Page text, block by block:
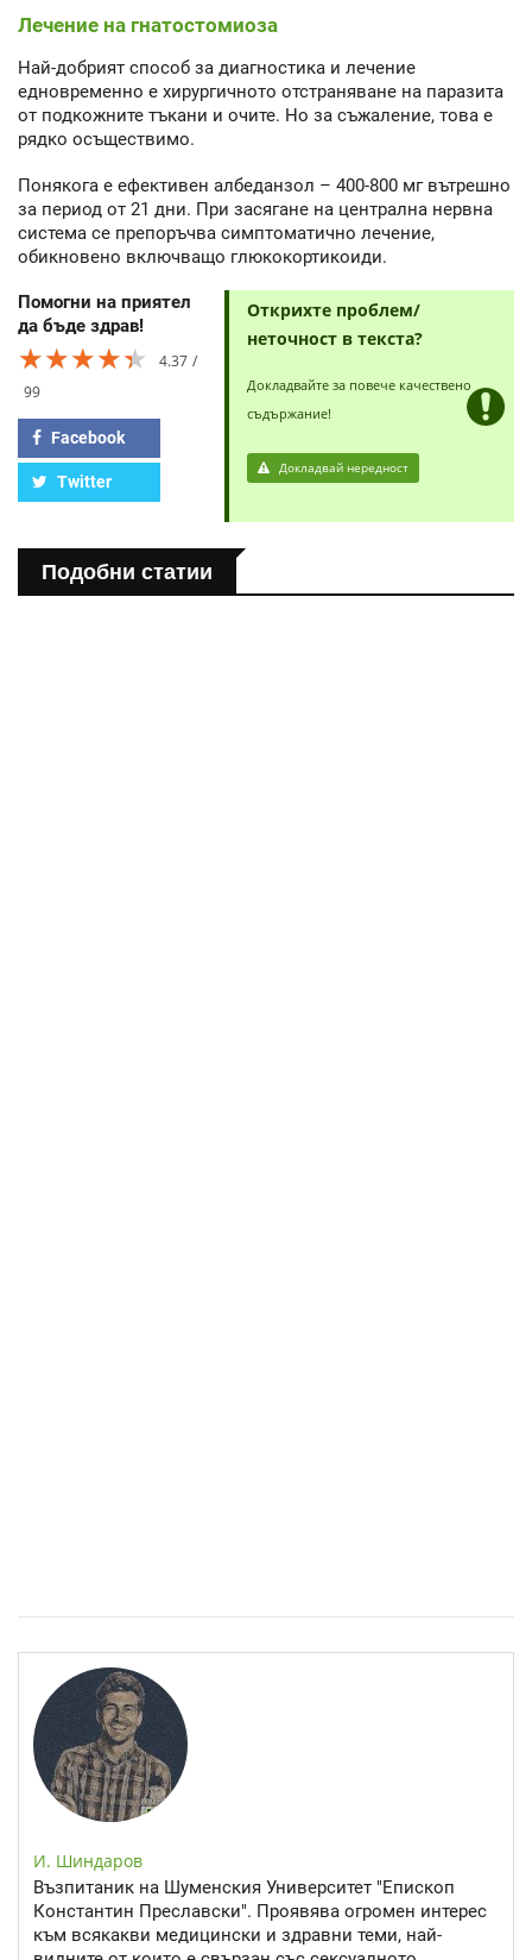
Лечение на гнатостомиоза
Най-добрият способ за диагностика и лечение
едновременно е хирургичното отстраняване на паразита
от подкожните тъкани и очите. Но за съжаление, това е
рядко осъществимо.
Понякога е ефективен албеданзол – 400-800 мг вътрешно
за период от 21 дни. При засягане на централна нервна
система се препоръчва симптоматично лечение,
обикновено включващо глюкокортикоиди.
Помогни на приятел
да бъде здрав!
★★★★★
★★★★★
★★★★★
4.37
99
Facebook
Twitter
Открихте проблем/
неточност в текста?
Докладвайте за повече качествено
съдържание!
Докладвай нередност
Подобни статии
И. Шиндаров
Възпитаник на Шуменския Университет "Епископ
Константин Преславски". Проявява огромен интерес
към всякакви медицински и здравни теми, най-